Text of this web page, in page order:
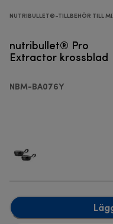
NUTRIBULLET®-TILLBEHÖR TILL
nutribullet® Pro
Extractor krossblad
NBM-BA076Y